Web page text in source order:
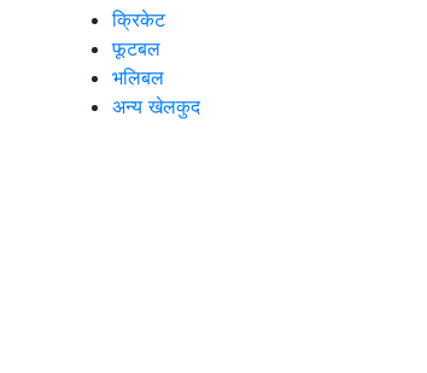
क्रिकेट
फूटबल
भलिबल
अन्य खेलकुद